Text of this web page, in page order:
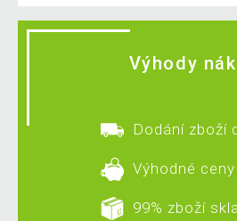
Výhody
Dodání zboží
Výhodné ceny
99% zboží